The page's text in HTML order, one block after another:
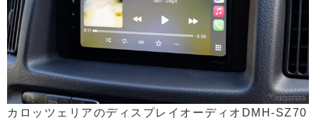
カロッツェリアのディスプレイオーディオDMH-SZ70